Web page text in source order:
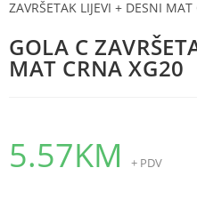
ZAVRŠETAK LIJEVI + DESNI
GOLA C
MAT CRNA XG20
5.57KM + PDV